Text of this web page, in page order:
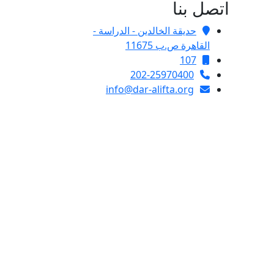
اتصل بنا
حديقة الخالدين - الدراسة -
القاهرة ص.ب 11675
107
202-25970400
info@dar-alifta.org